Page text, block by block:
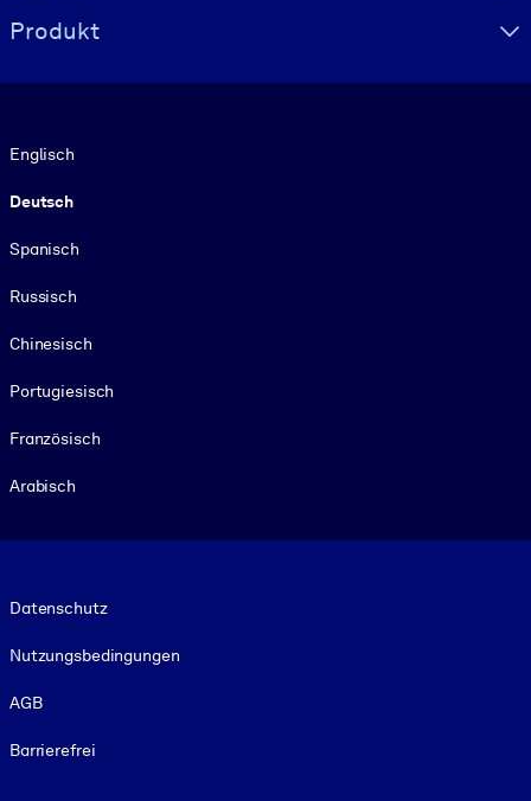
Produkt
Englisch
Deutsch
Spanisch
Russisch
Chinesisch
Portugiesisch
Französisch
Arabisch
Datenschutz
Nutzungsbedingungen
AGB
Barrierefrei